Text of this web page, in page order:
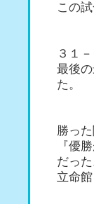
この
３１－
最後
た。
勝っ
『優
だった
立命